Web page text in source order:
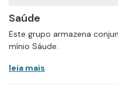
Saúde
Este grupo armazena
mínio Sáude.
leia mais